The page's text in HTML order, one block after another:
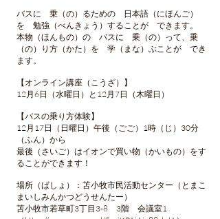
バスに 乗（の）るための 日本語（にほんご）
を 勉強（べんきょう）することが できます。
本物（ほんもの）の バスに 乗（の）って、乗
（の）り方（かた）を 学（まな）ぶことが でき
ます。
【オンライン講座（こうざ）】
12月6日（水曜日）と12月7日（木曜日）
【バスの乗り方体験】
12月17日（日曜日）午後（ごご）1時（じ）30分
（ふん）から
最後（さいご）はイオンで買い物（かいもの）をす
ることができます！
場所（ばしょ）：苫小牧市民活動センター（とまこ
まいしみんかつどうせんたー）
苫小牧市若草町3丁目3-8 3階 会議室1